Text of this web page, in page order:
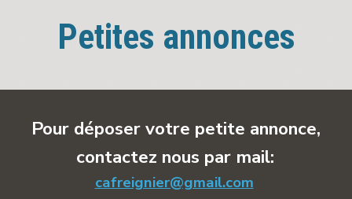
Petites annonces
Pour déposer votre petite annonce,
contactez nous par mail:
cafreignier@gmail.com